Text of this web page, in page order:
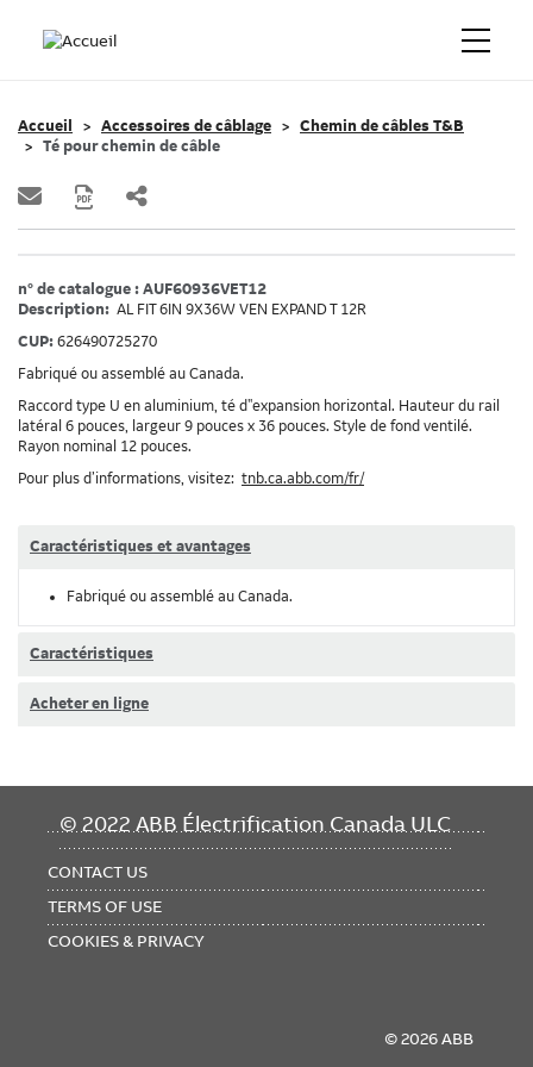
Accueil Accessoires de câblage
Chemin de câbles T&B
Té pour chemin de câble
n° de catalogue : AUF60936VET12
Description: AL FIT 6IN 9X36W VEN EXPAND T 12R
CUP: 626490725270
Fabriqué ou assemblé au Canada.
Raccord type U en aluminium, té d"expansion horizontal. Hauteur du rail
latéral 6 pouces, largeur 9 pouces x 36 pouces. Style de fond ventilé.
Rayon nominal 12 pouces.
Pour plus d’informations, visitez: tnb.ca.abb.com/fr/
Caractéristiques et avantages
Fabriqué ou assemblé au Canada.
Caractéristiques
Acheter en ligne
© 2022 ABB Électrification Canada ULC
FOOTER
CONTACT US
TERMS OF USE
COOKIES & PRIVACY
© 2026 ABB